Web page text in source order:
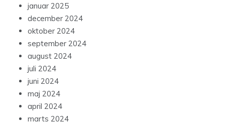
januar 2025
december 2024
oktober 2024
september 2024
august 2024
juli 2024
juni 2024
maj 2024
april 2024
marts 2024